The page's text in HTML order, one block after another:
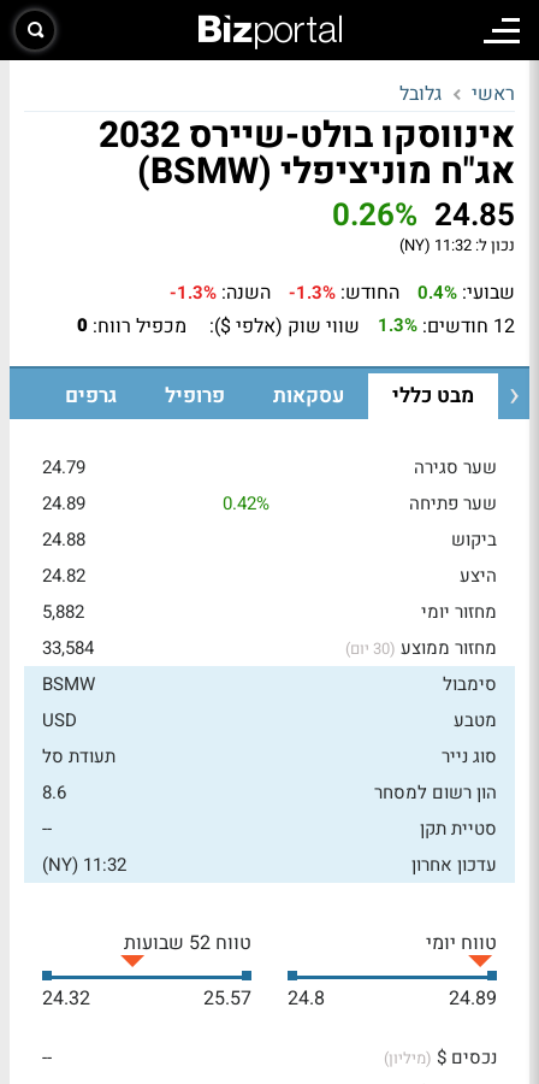
ראשי גלובל
אינווסקו בולט-שיירס 2032
אג"ח מוניציפלי (BSMW)
24.85
0.26%
נכון ל: 11:32 (NY)
שבועי: 0.4% החודש: -1.3% השנה: -1.3%
12 חודשים: 1.3% שווי שוק (אלפי $): מכפיל רווח: 0
מבט כללי עסקאות פרופיל גרפים
שער סגירה
24.79
שער פתיחה
0.42%
24.89
ביקוש
24.88
היצע
24.82
מחזור יומי
5,882
מחזור ממוצע (30 יום)
33,584
סימבול
BSMW
מטבע
USD
סוג נייר
תעודת סל
הון רשום למסחר
8.6
סטיית תקן
--
עדכון אחרון
11:32 (NY)
טווח יומי
24.89
24.8
טווח 52 שבועות
25.57
24.32
נכסים $ (מיליון)
--